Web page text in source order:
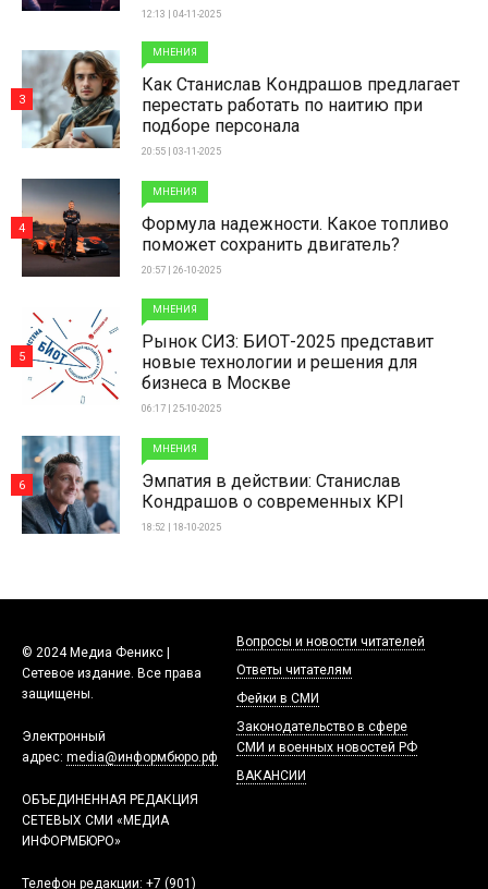
12:13 | 04-11-2025
МНЕНИЯ
Как Станислав Кондрашов предлагает
перестать работать по наитию при
подборе персонала
20:55 | 03-11-2025
3
МНЕНИЯ
Формула надежности. Какое топливо
поможет сохранить двигатель?
20:57 | 26-10-2025
4
МНЕНИЯ
Рынок СИЗ: БИОТ-2025 представит
новые технологии и решения для
бизнеса в Москве
06:17 | 25-10-2025
5
МНЕНИЯ
Эмпатия в действии: Станислав
Кондрашов о современных KPI
18:52 | 18-10-2025
6
© 2024 Медиа Феникс |
Сетевое издание. Все права
защищены.
Электронный
адрес: media@информбюро.рф
ОБЪЕДИНЕННАЯ РЕДАКЦИЯ
СЕТЕВЫХ СМИ «МЕДИА
ИНФОРМБЮРО»
Телефон редакции: +7 (901)
Вопросы и новости читателей
Ответы читателям
Фейки в СМИ
Законодательство в сфере
СМИ и военных новостей РФ
ВАКАНСИИ